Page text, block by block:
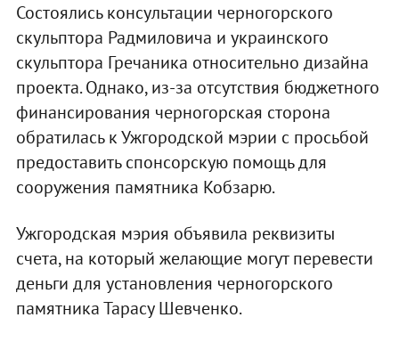
Состоялись консультации черногорского
скульптора Радмиловича и украинского
скульптора Гречаника относительно дизайна
проекта. Однако, из-за отсутствия бюджетного
финансирования черногорская сторона
обратилась к Ужгородской мэрии с просьбой
предоставить спонсорскую помощь для
сооружения памятника Кобзарю.
Ужгородская мэрия объявила реквизиты
счета, на который желающие могут перевести
деньги для установления черногорского
памятника Тарасу Шевченко.